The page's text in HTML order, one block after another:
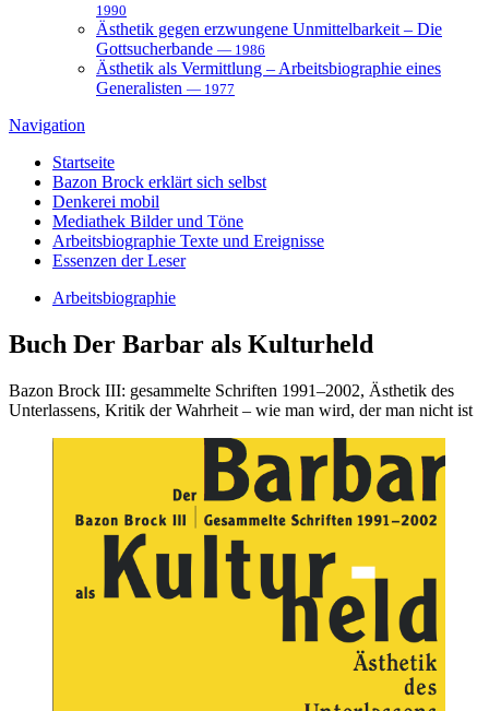
1990
Ästhetik gegen erzwungene Unmittelbarkeit – Die
Gottsucherbande — 1986
Ästhetik als Vermittlung – Arbeitsbiographie eines
Generalisten — 1977
Navigation
Startseite
Bazon Brock erklärt sich selbst
Denkerei mobil
Mediathek Bilder und Töne
Arbeitsbiographie Texte und Ereignisse
Essenzen der Leser
Arbeitsbiographie
Buch Der Barbar als Kulturheld
Bazon Brock III: gesammelte Schriften 1991–2002, Ästhetik des
Unterlassens, Kritik der Wahrheit – wie man wird, der man nicht ist